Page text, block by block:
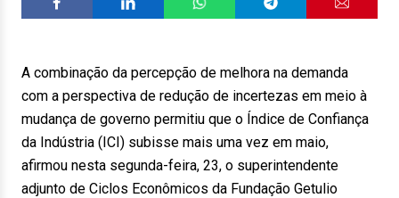
A combinação da percepção de melhora na demanda
com a perspectiva de redução de incertezas em meio à
mudança de governo permitiu que o Índice de Confiança
da Indústria (ICI) subisse mais uma vez em maio,
afirmou nesta segunda-feira, 23, o superintendente
adjunto de Ciclos Econômicos da Fundação Getulio